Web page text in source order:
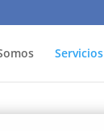
Servicios